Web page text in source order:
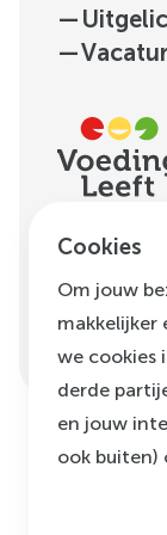
—
—
H.J.E.
1096 AM
Voeding
Cookies
Om jouw
makkelijker
we cookies
derde
en jouw
ook buiten)